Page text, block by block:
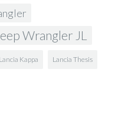
Wrangler JL
Lancia Kappa Lancia Thesis